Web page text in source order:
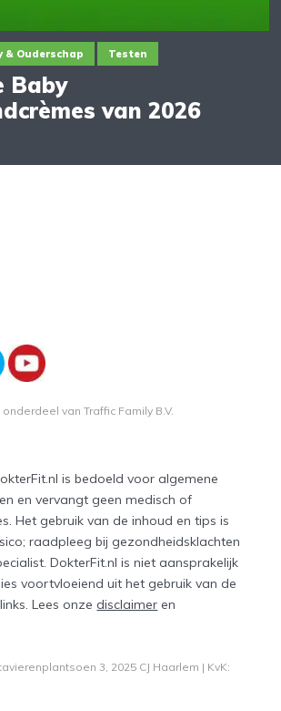
& Ouderschap Testen
Baby
van 2026
van Traffic Family B.V.
is bedoeld voor algemene
en vervangt geen medisch of
Het gebruik van de inhoud en tips is
raadpleeg bij gezondheidsklachten
DokterFit.nl is niet aansprakelijk
voortvloeiend uit het gebruik van de
Lees onzedisclaimer en
3, 2025 CJ Haarlem | KvK: